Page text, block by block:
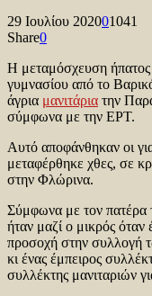
29 Ιουλίου 202001041
Share0
Η μεταμόσχευση ήπατος
γυμνασίου από το
άγρια μανιτάρια την
σύμφωνα με την ΕΡΤ.
Αυτό αποφάνθηκαν οι
μεταφέρθηκε χθες, σε
στην Φλώρινα.
Σύμφωνα με τον πατέρα
ήταν μαζί ο μικρός όταν
προσοχή στην συλλογή
κι ένας έμπειρος
συλλέκτης μανιταριών